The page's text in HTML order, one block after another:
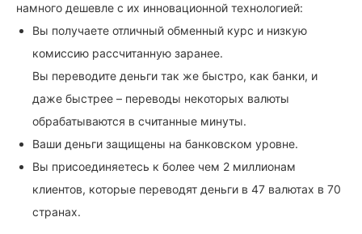
намного дешевле с их инновационной технологией:
Вы получаете отличный обменный курс и низкую
комиссию рассчитанную заранее.
Вы переводите деньги так же быстро, как банки, и
даже быстрее – переводы некоторых валюты
обрабатываются в считанные минуты.
Ваши деньги защищены на банковском уровне.
Вы присоединяетесь к более чем 2 миллионам
клиентов, которые переводят деньги в 47 валютах в 70
странах.